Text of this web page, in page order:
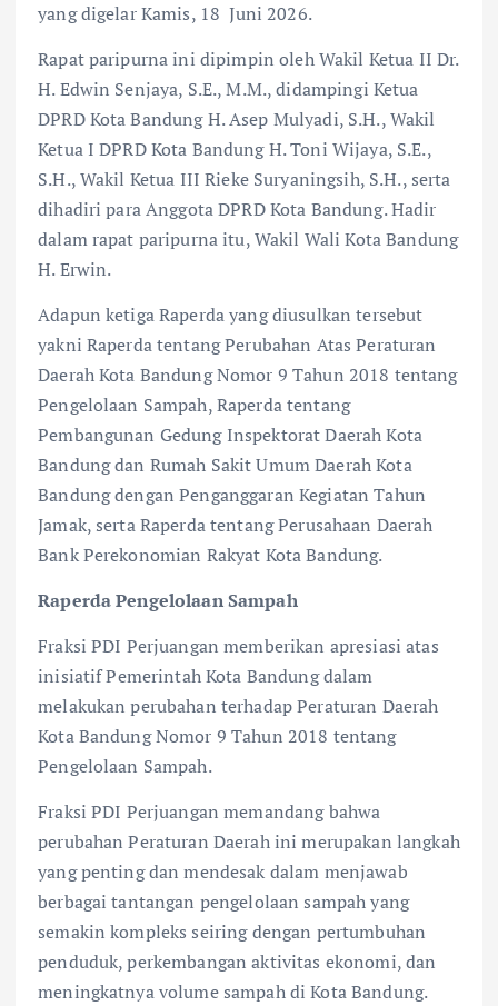
yang digelar Kamis, 18 Juni 2026.
Rapat paripurna ini dipimpin oleh Wakil Ketua II Dr.
H. Edwin Senjaya, S.E., M.M., didampingi Ketua
DPRD Kota Bandung H. Asep Mulyadi, S.H., Wakil
Ketua I DPRD Kota Bandung H. Toni Wijaya, S.E.,
S.H., Wakil Ketua III Rieke Suryaningsih, S.H., serta
dihadiri para Anggota DPRD Kota Bandung. Hadir
dalam rapat paripurna itu, Wakil Wali Kota Bandung
H. Erwin.
Adapun ketiga Raperda yang diusulkan tersebut
yakni Raperda tentang Perubahan Atas Peraturan
Daerah Kota Bandung Nomor 9 Tahun 2018 tentang
Pengelolaan Sampah, Raperda tentang
Pembangunan Gedung Inspektorat Daerah Kota
Bandung dan Rumah Sakit Umum Daerah Kota
Bandung dengan Penganggaran Kegiatan Tahun
Jamak, serta Raperda tentang Perusahaan Daerah
Bank Perekonomian Rakyat Kota Bandung.
Raperda Pengelolaan Sampah
Fraksi PDI Perjuangan memberikan apresiasi atas
inisiatif Pemerintah Kota Bandung dalam
melakukan perubahan terhadap Peraturan Daerah
Kota Bandung Nomor 9 Tahun 2018 tentang
Pengelolaan Sampah.
Fraksi PDI Perjuangan memandang bahwa
perubahan Peraturan Daerah ini merupakan langkah
yang penting dan mendesak dalam menjawab
berbagai tantangan pengelolaan sampah yang
semakin kompleks seiring dengan pertumbuhan
penduduk, perkembangan aktivitas ekonomi, dan
meningkatnya volume sampah di Kota Bandung.